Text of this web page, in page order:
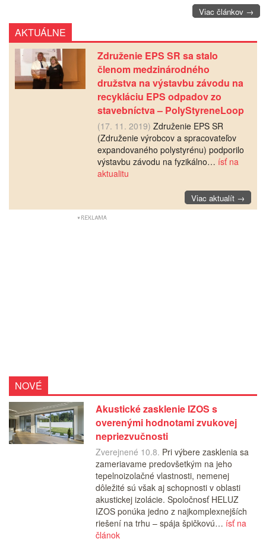
Viac článkov →
AKTUÁLNE
Združenie EPS SR sa stalo
členom medzinárodného
družstva na výstavbu závodu na
recykláciu EPS odpadov zo
stavebníctva – PolyStyreneLoop
(17. 11. 2019) Združenie EPS SR
(Združenie výrobcov a spracovateľov
expandovaného polystyrénu) podporilo
výstavbu závodu na fyzikálno… ísť na
aktualitu
Viac aktualít →
NOVÉ
Akustické zasklenie IZOS s
overenými hodnotami zvukovej
nepriezvučnosti
Zverejnené 10.8. Pri výbere zasklenia sa
zameriavame predovšetkým na jeho
tepelnoizolačné vlastnosti, nemenej
dôležité sú však aj schopnosti v oblasti
akustickej izolácie. Spoločnosť HELUZ
IZOS ponúka jedno z najkomplexnejších
riešení na trhu – spája špičkovú… ísť na
článok